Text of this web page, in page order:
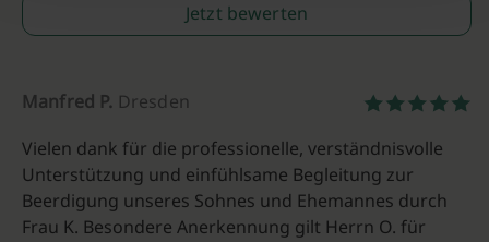
Jetzt bewerten
Manfred P. Dresden
Vielen dank für die professionelle, verständnisvolle
Unterstützung und einfühlsame Begleitung zur
Beerdigung unseres Sohnes und Ehemannes durch
Frau K. Besondere Anerkennung gilt Herrn O. für